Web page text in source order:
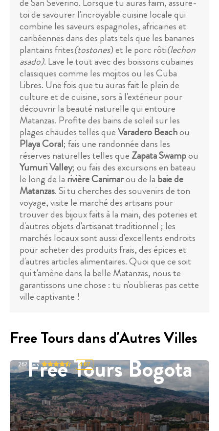
toi de savourer l'incroyable cuisine locale qui
combine les saveurs espagnoles, africaines et
caribéennes dans des plats tels que les bananes
plantains frites(tostones) et le porc rôti(lechon
asado). Lave le tout avec des boissons cubaines
classiques comme les mojitos ou les Cuba
Libres. Une fois que tu auras fait le plein de
culture et de cuisine, sors à l'extérieur pour
découvrir la beauté naturelle qui entoure
Matanzas. Profite des bains de soleil sur les
plages chaudes telles queVaradero Beachou
Playa Coral; fais une randonnée dans les
réserves naturelles telles que Zapata Swampou
Yumuri Valley; ou fais des excursions en bateau
le long de la rivière Canimarou de la baie de
Matanzas. Si tu cherches des souvenirs de ton
voyage, visite le marché des artisans pour
trouver des bijoux faits à la main, des poteries et
d'autres objets d'artisanat traditionnel ; les
marchés locaux sont aussi d'excellents endroits
pour acheter des produits frais, des épices et
d'autres articles alimentaires. Quoi que ce soit
qui t'amène dans la belle Matanzas, nous te
garantissons une chose : tu n'oublieras pas cette
ville captivante !
Free Tours dans d'Autres Villes
Free Tours Bogota
262 Avis 4.87